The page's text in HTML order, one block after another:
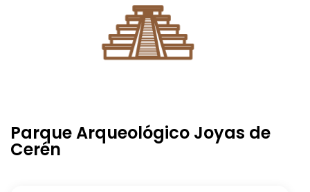
Parque Arqueológico Joyas de
Cerén